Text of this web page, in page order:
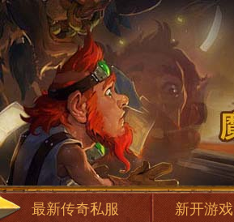
最新传奇私服 新开游戏